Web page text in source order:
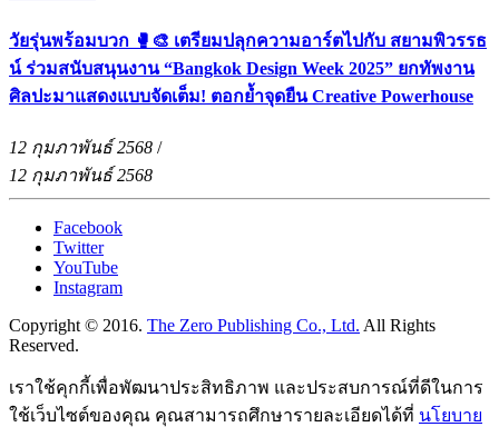
วัยรุ่นพร้อมบวก 🥊🎨 เตรียมปลุกความอาร์ตไปกับ สยามพิวรรธ
น์ ร่วมสนับสนุนงาน “Bangkok Design Week 2025” ยกทัพงาน
ศิลปะมาแสดงแบบจัดเต็ม! ตอกย้ำจุดยืน Creative Powerhouse
12 กุมภาพันธ์ 2568 /
12 กุมภาพันธ์ 2568
Facebook
Twitter
YouTube
Instagram
Copyright © 2016. The Zero Publishing Co., Ltd. All Rights
Reserved.
เราใช้คุกกี้เพื่อพัฒนาประสิทธิภาพ และประสบการณ์ที่ดีในการ
ใช้เว็บไซต์ของคุณ คุณสามารถศึกษารายละเอียดได้ที่ นโยบาย